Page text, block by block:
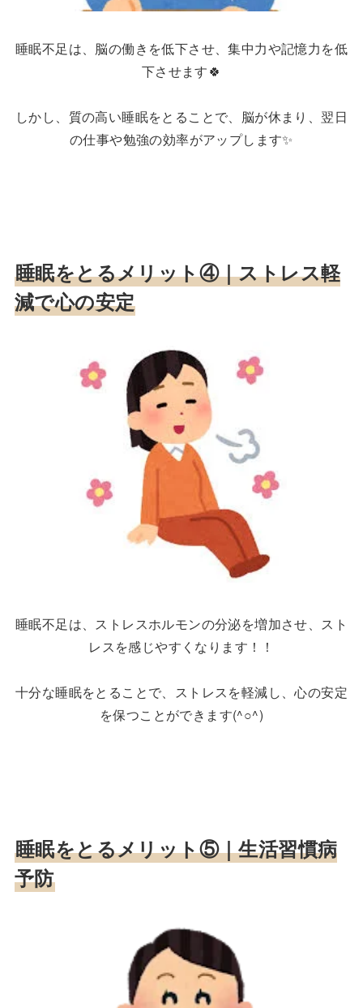
睡眠不足は、脳の働きを低下させ、集中力や記憶力を低
下させます🍀
しかし、質の高い睡眠をとることで、脳が休まり、翌日
の仕事や勉強の効率がアップします✨
睡眠をとるメリット④｜ストレス軽
減で心の安定
睡眠不足は、ストレスホルモンの分泌を増加させ、スト
レスを感じやすくなります！！
十分な睡眠をとることで、ストレスを軽減し、心の安定
を保つことができます(^○^)
睡眠をとるメリット⑤｜生活習慣病
予防